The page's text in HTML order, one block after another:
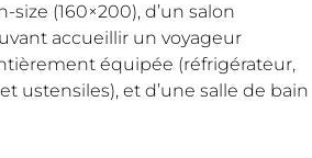
(160×200), d’un salon
accueillir un voyageur
équipée (réfrigérateur,
ustensiles), et d’une salle de bain